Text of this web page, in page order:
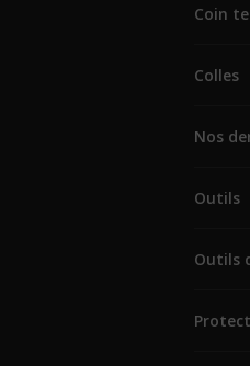
Coin
Colles
Nos
Outils
Outils